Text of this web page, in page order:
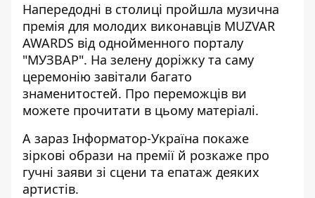
Напередодні в столиці пройшла музична
премія для молодих виконавців MUZVAR
AWARDS від однойменного порталу
"МУЗВАР". На зелену доріжку та саму
церемонію завітали багато
знаменитостей. Про переможців ви
можете прочитати в цьому матеріалі.
А зараз Інформатор-Україна покаже
зіркові образи на премії й розкаже про
гучні заяви зі сцени та епатаж деяких
артистів.